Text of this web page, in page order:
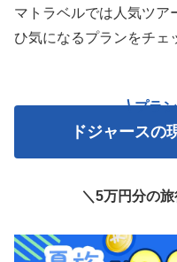
マトラベルでは人気ツア
ひ気になるプランをチェ
プラ
ドジャースの
＼5万円分の